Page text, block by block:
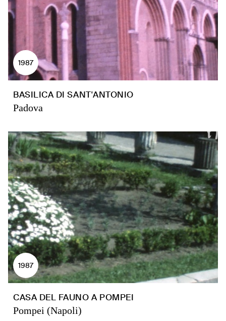
1987
BASILICA DI SANT'ANTONIO
Padova
1987
CASA DEL FAUNO A POMPEI
Pompei (Napoli)